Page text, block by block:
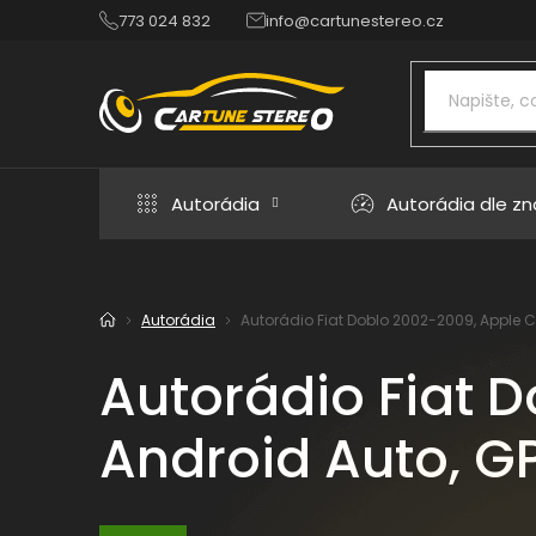
773 024 832 info@cartunestereo.cz
Autorádia Autorádia dle
DomůAutorádia Autorádio Fiat Doblo 2002-2009, Apple
Autorádio Fiat
Android Auto,